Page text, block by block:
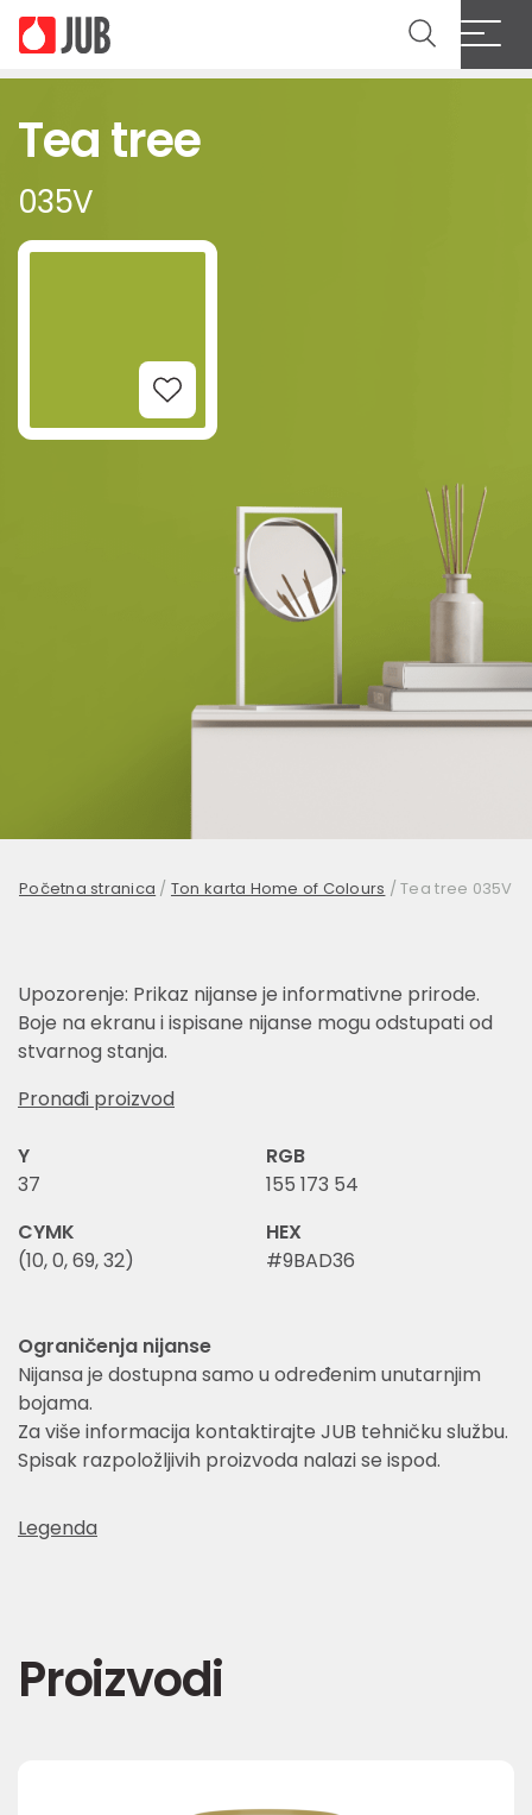
Tea tree
035V
Add to Wishlist
Početna stranica / Ton karta Home of Colours /Tea tree 035V
Upozorenje: Prikaz nijanse je informativne prirode.
Boje na ekranu i ispisane nijanse mogu odstupati od
stvarnog stanja.
Pronađi proizvod
Y
37
RGB
155 173 54
CYMK
(10, 0, 69, 32)
HEX
#9BAD36
Ograničenja nijanse
Nijansa je dostupna samo u određenim unutarnjim
bojama.
Za više informacija kontaktirajte JUB tehničku službu.
Spisak razpoložljivih proizvoda nalazi se ispod.
Legenda
Proizvodi